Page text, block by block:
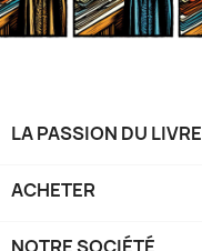
LA PASSION DU LIVRE
ACHETER
NOTRE SOCIÉTÉ